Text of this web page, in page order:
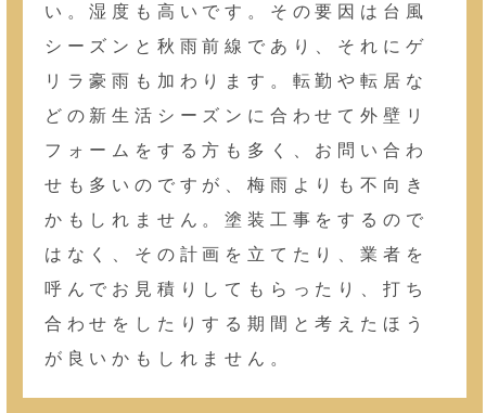
い。湿度も高いです。その要因は台風
シーズンと秋雨前線であり、それにゲ
リラ豪雨も加わります。転勤や転居な
どの新生活シーズンに合わせて外壁リ
フォームをする方も多く、お問い合わ
せも多いのですが、梅雨よりも不向き
かもしれません。塗装工事をするので
はなく、その計画を立てたり、業者を
呼んでお見積りしてもらったり、打ち
合わせをしたりする期間と考えたほう
が良いかもしれません。